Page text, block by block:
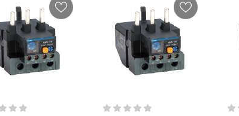
Теплове
Chint
Ампер
A
IP20
В кошик
Теплове
Chint
38,0 Ампер
30-38 A
IP20
В кошик